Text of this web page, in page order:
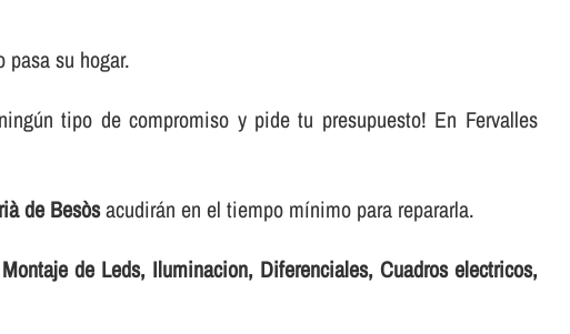
su hogar.
tipo de compromiso y pide tu presupuesto! En Fervalles
de Besòsacudirán en el tiempo mí­nimo para repararla.
Montaje de Leds, Iluminacion, Diferenciales, Cuadros electricos,